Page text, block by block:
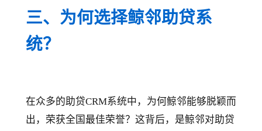
三、为何选择鲸邻助贷系
统？
在众多的助贷CRM系统中，为何鲸邻能够脱颖而
出，荣获全国最佳荣誉？这背后，是鲸邻对助贷